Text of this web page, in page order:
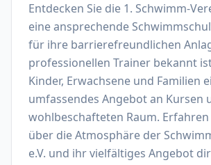
Entdecken Sie die 1. Schwimm-
eine ansprechende
für ihre barrierefreundlichen
professionellen Trainer bekannt
Kinder, Erwachsene und Familien
umfassendes Angebot an Kursen
wohlbeschafteten Raum.
über die Atmosphäre der
e.V. und ihr vielfältiges Angebot